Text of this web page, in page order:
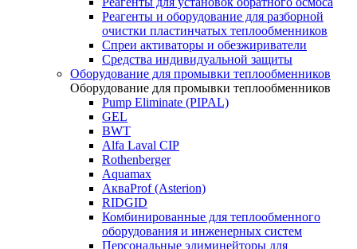
Реагенты и оборудование для разборной
очистки пластинчатых теплообменников
Спреи активаторы и обезжириватели
Средства индивидуальной защиты
Оборудование для промывки теплообменников
Оборудование для промывки теплообменников
Pump Eliminate (PIPAL)
GEL
BWT
Alfa Laval CIP
Rothenberger
Aquamax
АкваProf (Asterion)
RIDGID
Комбинированные для теплообменного
оборудования и инженерных систем
Персональные элиминейторы для